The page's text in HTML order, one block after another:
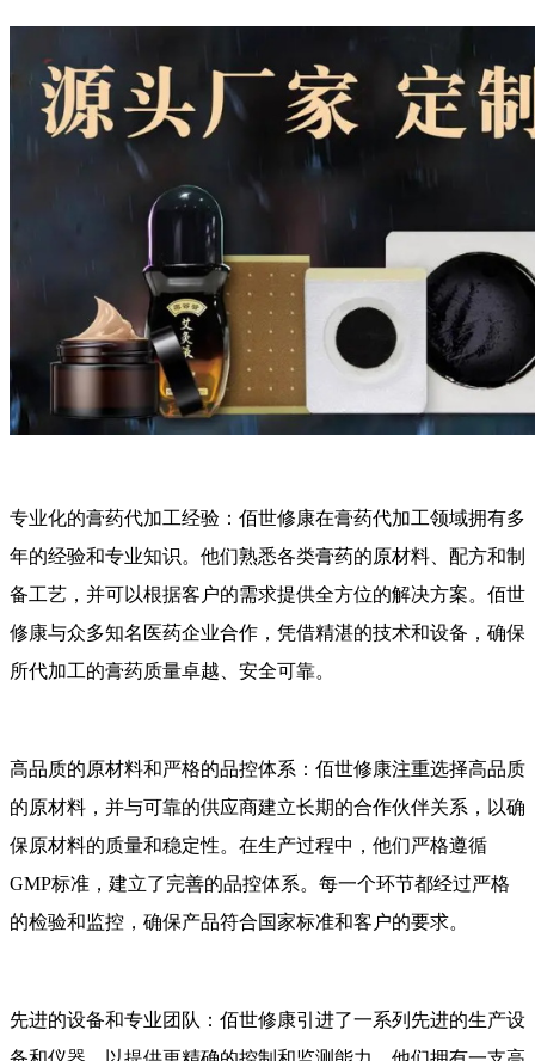
专业化的膏药代加工经验：佰世修康在膏药代加工领域拥有多
年的经验和专业知识。他们熟悉各类膏药的原材料、配方和制
备工艺，并可以根据客户的需求提供全方位的解决方案。佰世
修康与众多知名医药企业合作，凭借精湛的技术和设备，确保
所代加工的膏药质量卓越、安全可靠。
高品质的原材料和严格的品控体系：佰世修康注重选择高品质
的原材料，并与可靠的供应商建立长期的合作伙伴关系，以确
保原材料的质量和稳定性。在生产过程中，他们严格遵循
GMP标准，建立了完善的品控体系。每一个环节都经过严格
的检验和监控，确保产品符合国家标准和客户的要求。
先进的设备和专业团队：佰世修康引进了一系列先进的生产设